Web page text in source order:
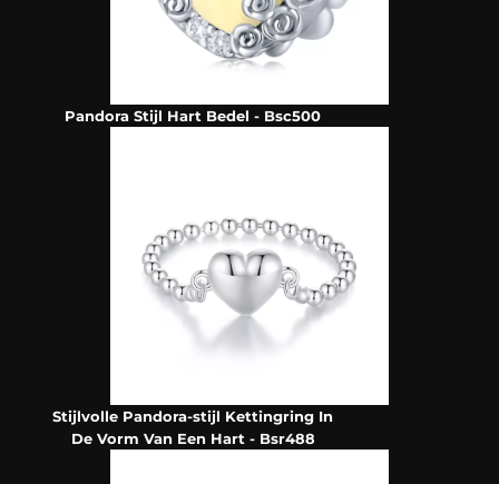
Pandora Stijl Hart Bedel - Bsc500
Stijlvolle Pandora-stijl Kettingring In
De Vorm Van Een Hart - Bsr488